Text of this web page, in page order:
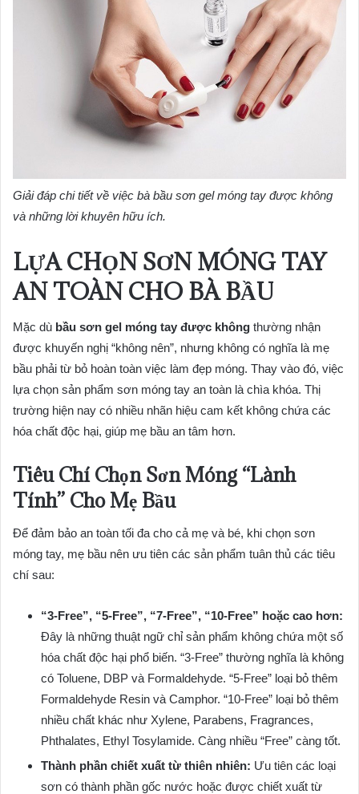
Giải đáp chi tiết về việc bà bầu sơn gel móng tay được không
và những lời khuyên hữu ích.
LỰA CHỌN SƠN MÓNG TAY
AN TOÀN CHO BÀ BẦU
Mặc dù bầu sơn gel móng tay được không thường nhận
được khuyến nghị “không nên”, nhưng không có nghĩa là mẹ
bầu phải từ bỏ hoàn toàn việc làm đẹp móng. Thay vào đó, việc
lựa chọn sản phẩm sơn móng tay an toàn là chìa khóa. Thị
trường hiện nay có nhiều nhãn hiệu cam kết không chứa các
hóa chất độc hại, giúp mẹ bầu an tâm hơn.
Tiêu Chí Chọn Sơn Móng “Lành
Tính” Cho Mẹ Bầu
Để đảm bảo an toàn tối đa cho cả mẹ và bé, khi chọn sơn
móng tay, mẹ bầu nên ưu tiên các sản phẩm tuân thủ các tiêu
chí sau:
“3-Free”, “5-Free”, “7-Free”, “10-Free” hoặc cao hơn:
Đây là những thuật ngữ chỉ sản phẩm không chứa một số
hóa chất độc hại phổ biến. “3-Free” thường nghĩa là không
có Toluene, DBP và Formaldehyde. “5-Free” loại bỏ thêm
Formaldehyde Resin và Camphor. “10-Free” loại bỏ thêm
nhiều chất khác như Xylene, Parabens, Fragrances,
Phthalates, Ethyl Tosylamide. Càng nhiều “Free” càng tốt.
Thành phần chiết xuất từ thiên nhiên: Ưu tiên các loại
sơn có thành phần gốc nước hoặc được chiết xuất từ